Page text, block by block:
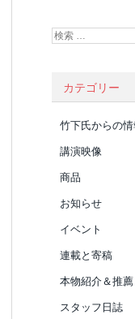
カテゴリー
竹下氏からの情
講演映像
商品
お知らせ
イベント
連載と寄稿
本物紹介＆推薦
スタッフ日誌